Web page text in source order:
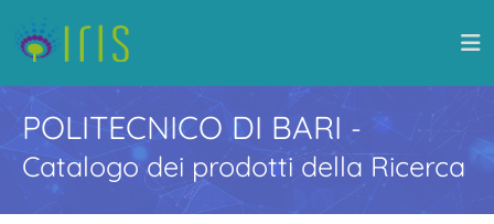
POLITECNICO DI BARI -
Catalogo dei prodotti della Ricerca